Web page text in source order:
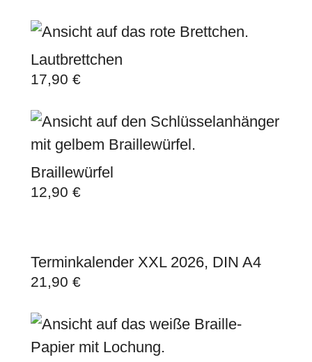
Lautbrettchen
17,90 €
Braillewürfel
12,90 €
Terminkalender XXL 2026, DIN A4
21,90 €